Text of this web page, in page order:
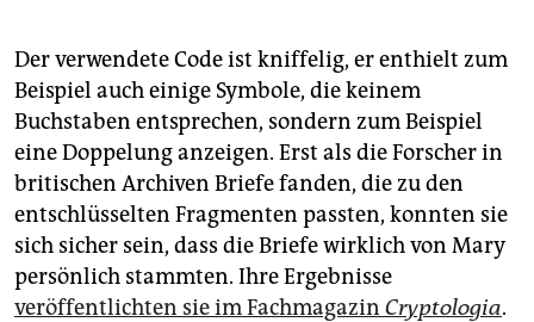
Der verwendete Code ist kniffelig, er enthielt zum
Beispiel auch einige Symbole, die keinem
Buchstaben entsprechen, sondern zum Beispiel
eine Doppelung anzeigen. Erst als die Forscher in
britischen Archiven Briefe fanden, die zu den
entschlüsselten Fragmenten passten, konnten sie
sich sicher sein, dass die Briefe wirklich von Mary
persönlich stammten. Ihre Ergebnisse
veröffentlichten sie im Fachmagazin Cryptologia.